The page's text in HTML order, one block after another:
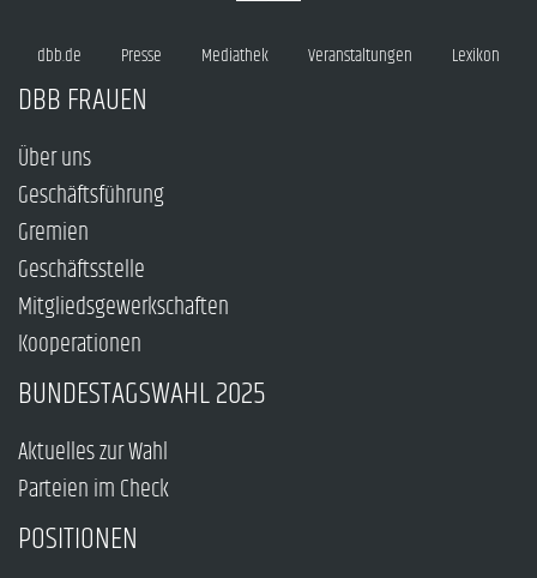
dbb.de Presse Mediathek Veranstaltungen Lexikon
DBB FRAUEN
Über uns
Geschäftsführung
Gremien
Geschäftsstelle
Mitgliedsgewerkschaften
Kooperationen
BUNDESTAGSWAHL 2025
Aktuelles zur Wahl
Parteien im Check
POSITIONEN